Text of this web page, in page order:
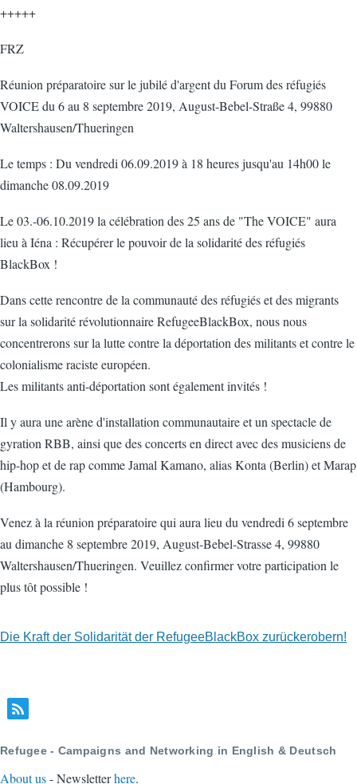
+++++
FRZ
Réunion préparatoire sur le jubilé d'argent du Forum des réfugiés
VOICE du 6 au 8 septembre 2019, August-Bebel-Straße 4, 99880
Waltershausen/Thueringen
Le temps : Du vendredi 06.09.2019 à 18 heures jusqu'au 14h00 le
dimanche 08.09.2019
Le 03.-06.10.2019 la célébration des 25 ans de "The VOICE" aura
lieu à Iéna : Récupérer le pouvoir de la solidarité des réfugiés
BlackBox !
Dans cette rencontre de la communauté des réfugiés et des migrants
sur la solidarité révolutionnaire RefugeeBlackBox, nous nous
concentrerons sur la lutte contre la déportation des militants et contre le
colonialisme raciste européen.
Les militants anti-déportation sont également invités !
Il y aura une arène d'installation communautaire et un spectacle de
gyration RBB, ainsi que des concerts en direct avec des musiciens de
hip-hop et de rap comme Jamal Kamano, alias Konta (Berlin) et Marap
(Hambourg).
Venez à la réunion préparatoire qui aura lieu du vendredi 6 septembre
au dimanche 8 septembre 2019, August-Bebel-Strasse 4, 99880
Waltershausen/Thueringen. Veuillez confirmer votre participation le
plus tôt possible !
Die Kraft der Solidarität der RefugeeBlackBox zurückerobern!
Refugee - Campaigns and Networking in English & Deutsch
About us- Newsletterhere.